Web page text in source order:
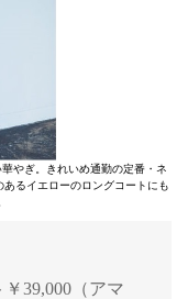
やぎ。きれいめ通勤の定番・ネ
るイエローのロングコートにも
39,000（アマ